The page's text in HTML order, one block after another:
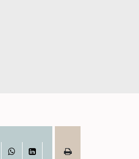
WhatsAppLinkedIn